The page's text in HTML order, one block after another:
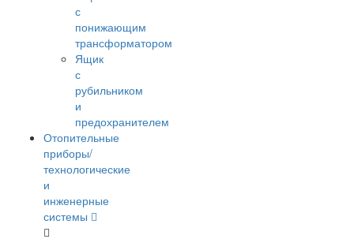
с
понижающим
трансформатором
Ящик
с
рубильником
и
предохранителем
Отопительные
приборы/
технологические
и
инженерные
системы